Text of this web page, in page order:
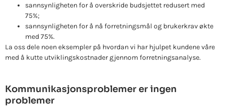
sannsynligheten for å overskride budsjettet redusert med
75%;
sannsynligheten for å nå forretningsmål og brukerkrav økte
med 75%.
La oss dele noen eksempler på hvordan vi har hjulpet kundene våre
med å kutte utviklingskostnader gjennom forretningsanalyse.
Kommunikasjonsproblemer er ingen
problemer